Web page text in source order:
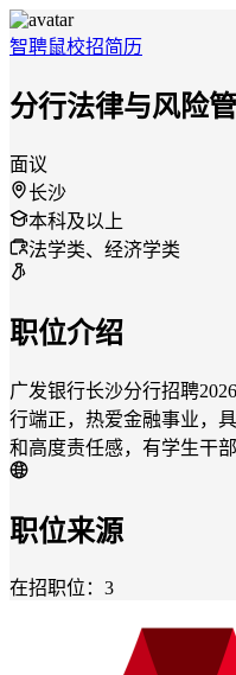
智聘鼠校招简历
分行法律与风险
面议
长沙
本科及以上
法学类、经济学类
职位介绍
广发银行长沙分行招聘
行端正，热爱金融事业，
和高度责任感，有学生干
职位来源
在招职位：3